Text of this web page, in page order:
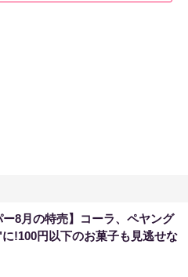
ー8月の特売】コーラ、ペヤング
!100円以下のお菓子も見逃せな